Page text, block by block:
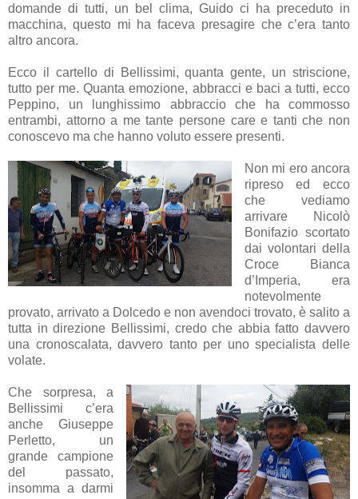
domande di tutti, un bel clima, Guido ci ha preceduto in
macchina, questo mi ha faceva presagire che c’era tanto
altro ancora.
Ecco il cartello di Bellissimi, quanta gente, un striscione,
tutto per me. Quanta emozione, abbracci e baci a tutti, ecco
Peppino, un lunghissimo abbraccio che ha commosso
entrambi, attorno a me tante persone care e tanti che non
conoscevo ma che hanno voluto essere presenti.
Non mi ero ancora
ripreso ed ecco
che vediamo
arrivare Nicolò
Bonifazio scortato
dai volontari della
Croce Bianca
d’Imperia, era
notevolmente
provato, arrivato a Dolcedo e non avendoci trovato, è salito a
tutta in direzione Bellissimi, credo che abbia fatto davvero
una cronoscalata, davvero tanto per uno specialista delle
volate.
Che sorpresa, a
Bellissimi c’era
anche Giuseppe
Perletto, un
grande campione
del passato,
insomma a darmi